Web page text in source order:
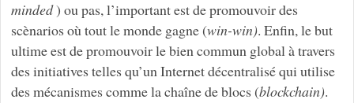
minded) ou pas, l’important est de promouvoir des
scènarios où tout le monde gagne (win-win). Enfin, le but
ultime est de promouvoir le bien commun global à travers
des initiatives telles qu’un Internet décentralisé qui utilise
des mécanismes comme la chaîne de blocs (blockchain).